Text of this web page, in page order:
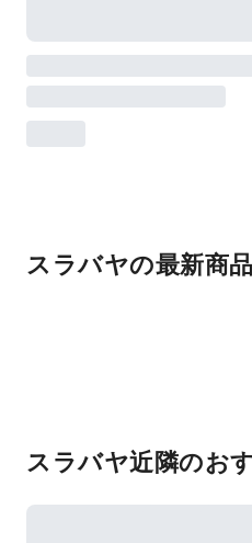
スラバヤの最新商
スラバヤ近隣のお